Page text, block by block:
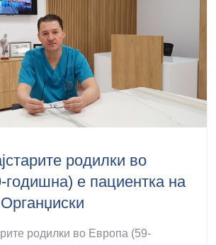
родилки во
годишна) е пациентка на
родилки во Европа (59-